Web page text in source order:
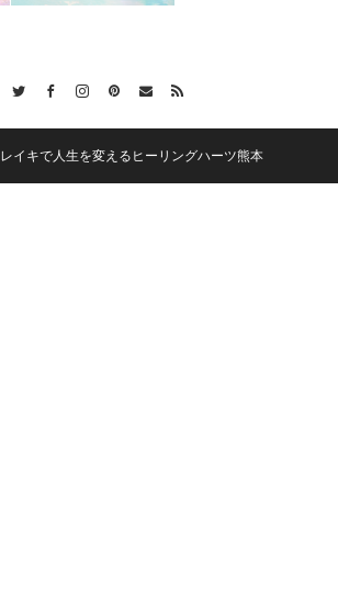
レイキで人生を変えるヒーリングハーツ熊本